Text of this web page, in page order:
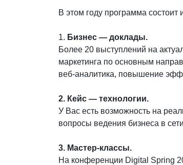
В этом году программа состоит
1. Бизнес — доклады.
Более 20 выступлений на
маркетинга по основным
веб-аналитика, повышение
2. Кейс — технологии.
У Вас есть возможность на
вопросы ведения бизнеса в
3. Мастер-классы.
На конференции Digital Spring